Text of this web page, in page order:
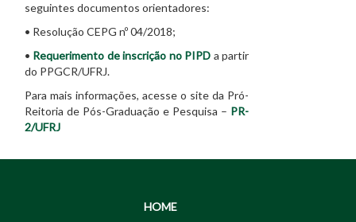
seguintes documentos orientadores:
• Resolução CEPG nº 04/2018;
• Requerimento de inscrição no PIPD a partir
do PPGCR/UFRJ.
Para mais informações, acesse o site da Pró-
Reitoria de Pós-Graduação e Pesquisa – PR-
2/UFRJ
HOME